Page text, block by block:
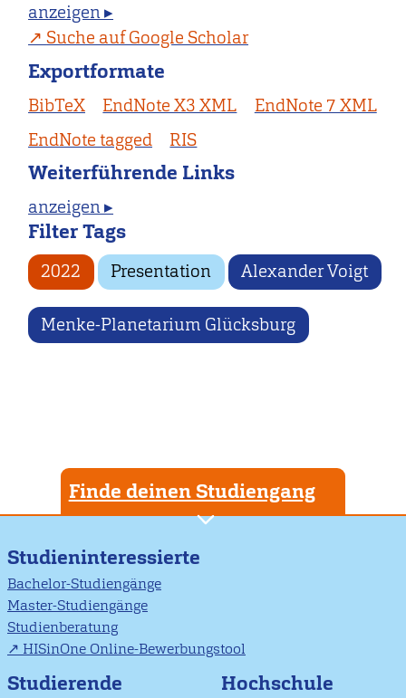
anzeigen ▸
Suche auf Google Scholar
Exportformate
BibTeX EndNote X3 XML
EndNote 7 XML
EndNote tagged
RIS
Weiterführende Links
anzeigen ▸
Filter Tags
2022 Presentation Alexander Voigt
Menke-Planetarium Glücksburg
Finde deinen Studiengang
Studieninteressierte
Bachelor-Studiengänge
Master-Studiengänge
Studienberatung
HISinOne Online-Bewerbungstool
Studierende Hochschule